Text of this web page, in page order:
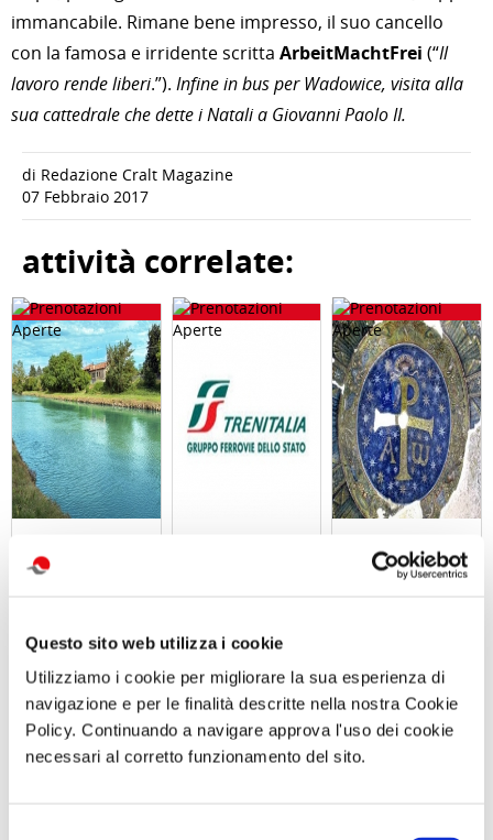
Questo sito web utilizza i cookie
Utilizziamo i cookie per migliorare la sua esperienza di
navigazione e per le finalità descritte nella nostra Cookie
Policy. Continuando a navigare approva l'uso dei cookie
necessari al corretto funzionamento del sito.
immancabile. Rimane bene impresso, il suo cancello
con la famosa e irridente scritta ArbeitMachtFrei (“Il
lavoro rende liberi.”). Infine in bus per Wadowice, visita alla
sua cattedrale che dette i Natali a Giovanni Paolo II.
di Redazione Cralt Magazine
07 Febbraio 2017
attività correlate:
– Naviglio del
Brenta - Sabato
Dolo (VE)
Comunicato n. 30
Comunicato n. 23
SAN GENNARO
E NAPOLI:
Domenica 13
Settembre 2026
ore 10:30
Comunicato n. 97